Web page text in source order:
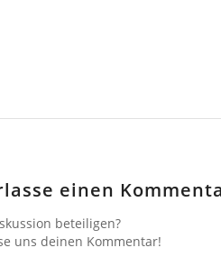
einen
beteiligen?
uns deinen Kommentar!